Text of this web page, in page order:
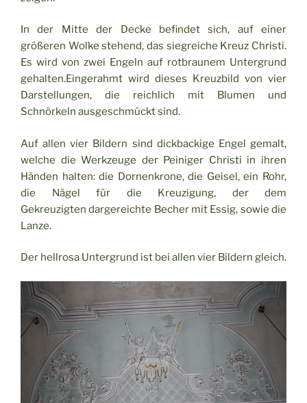
In der Mitte der Decke befindet sich, auf einer
größeren Wolke stehend, das siegreiche Kreuz Christi.
Es wird von zwei Engeln auf rotbraunem Untergrund
gehalten.Eingerahmt wird dieses Kreuzbild von vier
Darstellungen, die reichlich mit Blumen und
Schnörkeln ausgeschmückt sind.
Auf allen vier Bildern sind dickbackige Engel gemalt,
welche die Werkzeuge der Peiniger Christi in ihren
Händen halten: die Dornenkrone, die Geisel, ein Rohr,
die Nägel für die Kreuzigung, der dem
Gekreuzigten dargereichte Becher mit Essig, sowie die
Lanze.
Der hellrosa Untergrund ist bei allen vier Bildern gleich.